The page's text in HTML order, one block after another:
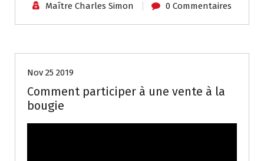
Maître Charles Simon 0 Commentaires
Nov 25 2019
Comment participer à une vente à la
bougie